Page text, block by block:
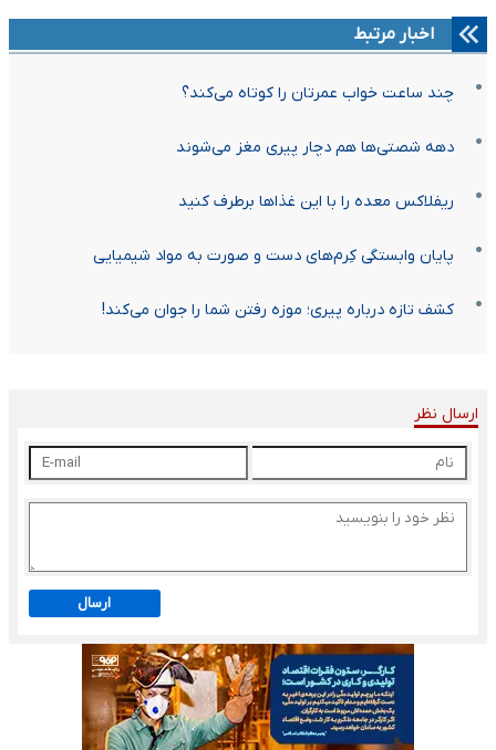
اخبار مرتبط
چند ساعت خواب عمرتان را کوتاه می‌کند؟
دهه شصتی‌ها هم دچار پیری مغز می‌شوند
ریفلاکس معده را با این غذاها برطرف کنید
پایان وابستگی کِرم‌های دست و صورت به مواد شیمیایی
کشف تازه درباره پیری؛ موزه رفتن شما را جوان می‌کند!
ارسال نظر
ارسال